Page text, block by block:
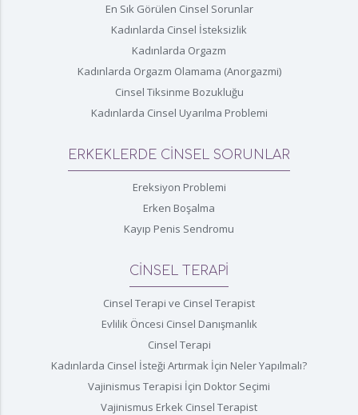
En Sık Görülen Cinsel Sorunlar
Kadınlarda Cinsel İsteksizlik
Kadınlarda Orgazm
Kadınlarda Orgazm Olamama (Anorgazmi)
Cinsel Tiksinme Bozukluğu
Kadınlarda Cinsel Uyarılma Problemi
ERKEKLERDE CİNSEL SORUNLAR
Ereksiyon Problemi
Erken Boşalma
Kayıp Penis Sendromu
CİNSEL TERAPİ
Cinsel Terapi ve Cinsel Terapist
Evlilik Öncesi Cinsel Danışmanlık
Cinsel Terapi
Kadınlarda Cinsel İsteği Artırmak İçin Neler Yapılmalı?
Vajinismus Terapisi İçin Doktor Seçimi
Vajinismus Erkek Cinsel Terapist